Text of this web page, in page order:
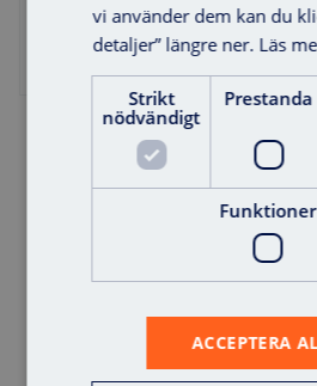
Lås inkl. nycklar Axema
vi använder dem kan du
detaljer” längre ner. Läs
Strikt
nödvändigt
Prestanda
Funktioner
ACCEPTERA